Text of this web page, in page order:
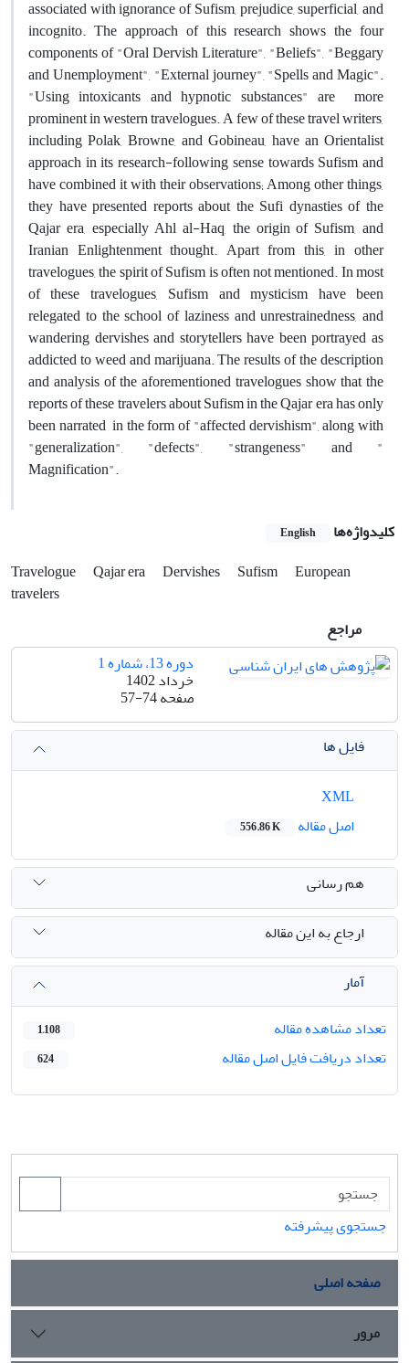
associated with ignorance of Sufism, prejudice, superficial, and
incognito. The approach of this research shows the four
components of "Oral Dervish Literature", "Beliefs", "Beggary
and Unemployment", "External journey", "Spells and Magic".
"Using intoxicants and hypnotic substances" are more
prominent in western travelogues. A few of these travel writers,
including Polak, Browne, and Gobineau, have an Orientalist
approach in its research-following sense towards Sufism and
have combined it with their observations; Among other things,
they have presented reports about the Sufi dynasties of the
Qajar era, especially Ahl al-Haq, the origin of Sufism, and
Iranian Enlightenment thought. Apart from this, in other
travelogues, the spirit of Sufism is often not mentioned. In most
of these travelogues, Sufism and mysticism have been
relegated to the school of laziness and unrestrainedness, and
wandering dervishes and storytellers have been portrayed as
addicted to weed and marijuana. The results of the description
and analysis of the aforementioned travelogues show that the
reports of these travelers about Sufism in the Qajar era has only
been narrated in the form of "affected dervishism", along with
"generalization", "defects", "strangeness" and "
Magnification".
کلیدواژه‌ها English
Travelogue Qajar era Dervishes Sufism
European
travelers
مراجع
دوره 13، شماره 1
خرداد 1402
صفحه57-74
فایل ها
اصل مقاله
556.86 K
هم رسانی
ارجاع به این مقاله
آمار
تعداد مشاهده مقاله
1,108
تعداد دریافت فایل اصل مقاله 624
جستجوی پیشرفته
صفحه اصلی
مرور